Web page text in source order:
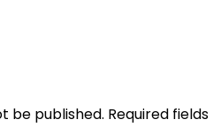
be published. Required fields